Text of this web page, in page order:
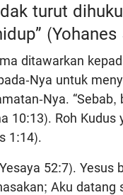
turut
(Yohanes
ditawarkan
Nya untuk
Nya. “Sebab,
10:13). Roh
1:14).
52:7). Yesus
Aku datang